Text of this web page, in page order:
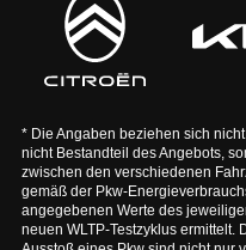
* Die Angaben beziehen sich
nicht Bestandteil des Angebots,
zwischen den verschiedenen
gemäß der Pkw-
angegebenen Werte des
neuen WLTP-Testzyklus ermittelt.